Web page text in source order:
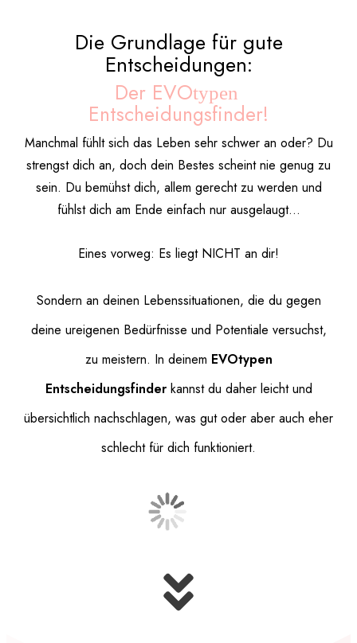
Die Grundlage für gute
Entscheidungen:
Der EVOtypen
Entscheidungsfinder!
Manchmal fühlt sich das Leben sehr schwer an oder? Du
strengst dich an, doch dein Bestes scheint nie genug zu
sein. Du bemühst dich, allem gerecht zu werden und
fühlst dich am Ende einfach nur ausgelaugt...
Eines vorweg: Es liegt NICHT an dir!
Sondern an deinen Lebenssituationen, die du gegen
deine ureigenen Bedürfnisse und Potentiale versuchst,
zu meistern. In deinem EVOtypen
Entscheidungsfinderkannst du daher leicht und
übersichtlich nachschlagen, was gut oder aber auch eher
schlecht für dich funktioniert.